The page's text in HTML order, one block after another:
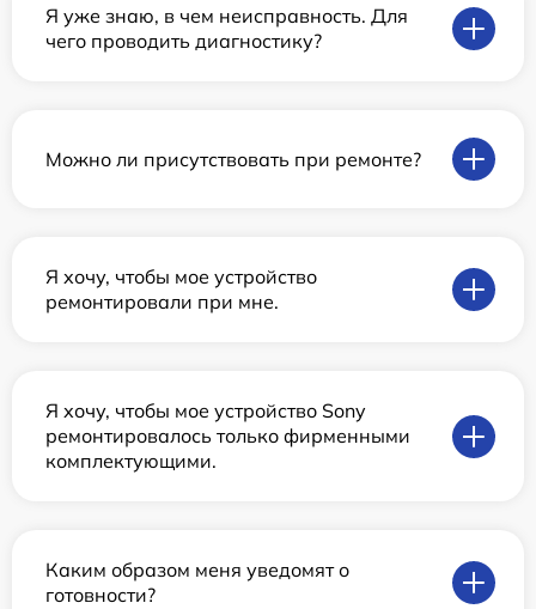
Я уже знаю, в чем неисправность. Для
чего проводить диагностику?
Можно ли присутствовать при ремонте?
Я хочу, чтобы мое устройство
ремонтировали при мне.
Я хочу, чтобы мое устройство Sony
ремонтировалось только фирменными
комплектующими.
Каким образом меня уведомят о
готовности?